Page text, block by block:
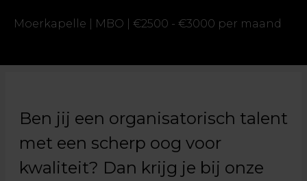
Moerkapelle | MBO | €2500 - €3000 per maand
Ben jij een organisatorisch talent
met een scherp oog voor
kwaliteit? Dan krijg je bij onze
te slaan en te verwerken.